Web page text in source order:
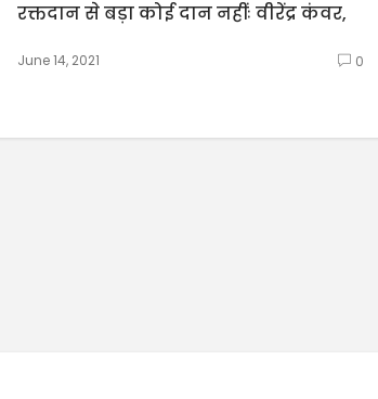
रक्तदान से बड़ा कोई दान नहींः वीरेंद्र कंवर,
June 14, 2021 0